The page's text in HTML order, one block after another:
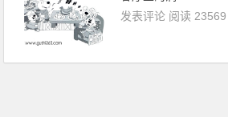
发表评论 阅读 23569